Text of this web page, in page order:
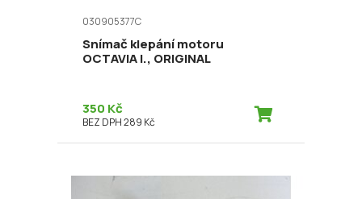
030905377C
Snímač klepání motoru
OCTAVIA I., ORIGINAL
350 Kč
BEZ DPH 289 Kč